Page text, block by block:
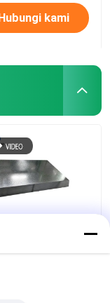
kami